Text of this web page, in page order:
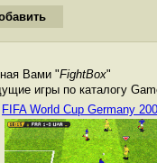
Вами "FightBox"
игры по каталогу
FIFA World Cup Germany